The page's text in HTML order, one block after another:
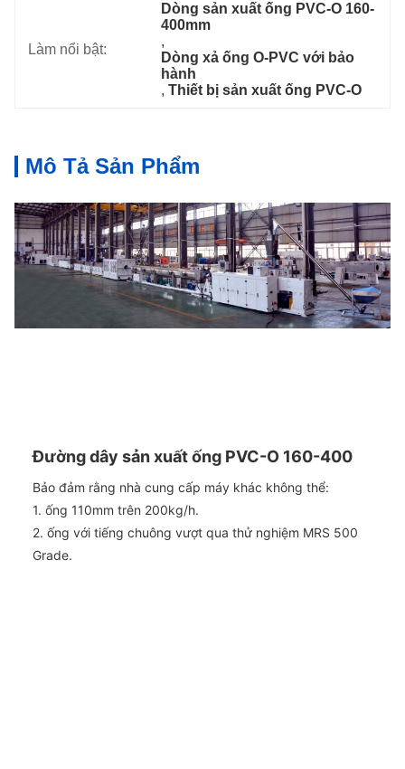
Làm nổi bật:
Dòng sản xuất ống PVC-O 160-
400mm
,
Dòng xả ống O-PVC với bảo
hành
, Thiết bị sản xuất ống PVC-O
Mô Tả Sản Phẩm
Đường dây sản xuất ống PVC-O 160-400
Bảo đảm rằng nhà cung cấp máy khác không thể:
1. ống 110mm trên 200kg/h.
2. ống với tiếng chuông vượt qua thử nghiệm MRS 500
Grade.